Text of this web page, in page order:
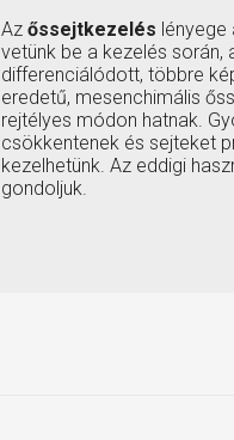
Az őssejtkezelés lényege
vetünk be a kezelés során,
differenciálódott, többre
eredetű, mesenchimális
rejtélyes módon hatnak.
csökkentenek és sejteket
kezelhetünk. Az eddigi
gondoljuk.